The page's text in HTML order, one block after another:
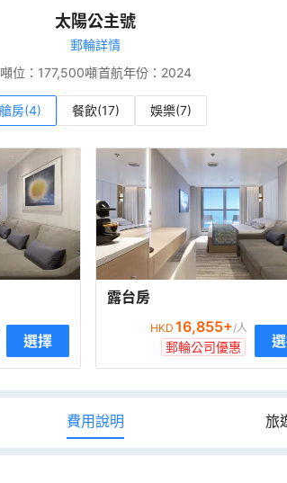
太陽公主號
郵輪詳情
噸位： 177,500噸首航年份： 2024
艙房(4) 餐飲(17) 娛樂(7)
選擇
露台房
HKD 16,855+/人
郵輪公司優惠
費用說明 旅